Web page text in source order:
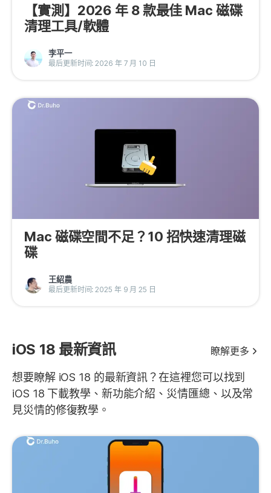
【實測】2026 年 8 款最佳 Mac 磁碟
清理工具/軟體
李平一
最后更新时间: 2026 年 7 月 10 日
Mac 磁碟空間不足？10 招快速清理磁
碟
王紹農
最后更新时间: 2025 年 9 月 25 日
iOS 18 最新資訊 瞭解更多
想要瞭解 iOS 18 的最新資訊？在這裡您可以找到
iOS 18 下載教學、新功能介紹、災情匯總、以及常
見災情的修復教學。